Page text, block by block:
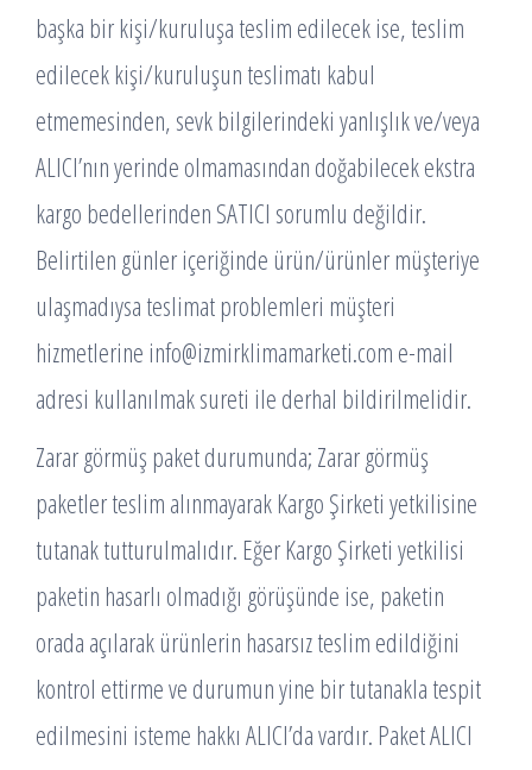
başka bir kişi/kuruluşa teslim edilecek ise, teslim
edilecek kişi/kuruluşun teslimatı kabul
etmemesinden, sevk bilgilerindeki yanlışlık ve/veya
ALICI’nın yerinde olmamasından doğabilecek ekstra
kargo bedellerinden SATICI sorumlu değildir.
Belirtilen günler içeriğinde ürün/ürünler müşteriye
ulaşmadıysa teslimat problemleri müşteri
hizmetlerine info@izmirklimamarketi.com e-mail
adresi kullanılmak sureti ile derhal bildirilmelidir.
Zarar görmüş paket durumunda; Zarar görmüş
paketler teslim alınmayarak Kargo Şirketi yetkilisine
tutanak tutturulmalıdır. Eğer Kargo Şirketi yetkilisi
paketin hasarlı olmadığı görüşünde ise, paketin
orada açılarak ürünlerin hasarsız teslim edildiğini
kontrol ettirme ve durumun yine bir tutanakla tespit
edilmesini isteme hakkı ALICI’da vardır. Paket ALICI